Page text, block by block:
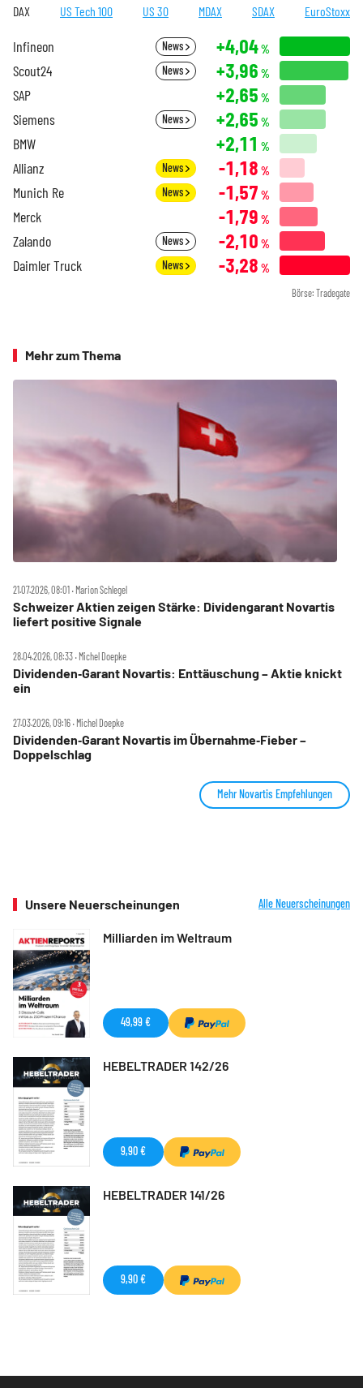
DAX US Tech 100 US 30 MDAX SDAX EuroStoxx
Infineon News +4,04%
Scout24 News +3,96 %
SAP +2,65 %
Siemens News +2,65 %
BMW +2,11 %
Allianz News -1,18 %
Munich Re News -1,57 %
Merck -1,79 %
Zalando News -2,10 %
Daimler Truck News -3,28 %
Börse: Tradegate
Mehr zum Thema
21.07.2026, 08:01 ‧ Marion Schlegel
Schweizer Aktien zeigen Stärke: Dividengarant Novartis
liefert positive Signale
28.04.2026, 08:33 ‧ Michel Doepke
Dividenden‑Garant Novartis: Enttäuschung – Aktie knickt
ein
27.03.2026, 09:16 ‧ Michel Doepke
Dividenden‑Garant Novartis im Übernahme‑Fieber –
Doppelschlag
Mehr Novartis Empfehlungen
Unsere Neuerscheinungen Alle Neuerscheinungen
Milliarden im Weltraum
49,99 €
HEBELTRADER 142/26
9,90 €
HEBELTRADER 141/26
9,90 €